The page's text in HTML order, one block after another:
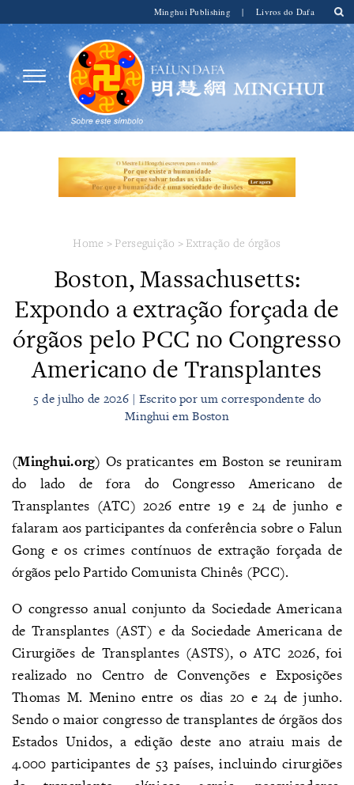
Minghui Publishing | Livros do Dafa
Home > Perseguição > Extração de órgãos
Boston, Massachusetts:
Expondo a extração forçada de
órgãos pelo PCC no Congresso
Americano de Transplantes
5 de julho de 2026 | Escrito por um correspondente do
Minghui em Boston
(Minghui.org) Os praticantes em Boston se reuniram
do lado de fora do Congresso Americano de
Transplantes (ATC) 2026 entre 19 e 24 de junho e
falaram aos participantes da conferência sobre o Falun
Gong e os crimes contínuos de extração forçada de
órgãos pelo Partido Comunista Chinês (PCC).
O congresso anual conjunto da Sociedade Americana
de Transplantes (AST) e da Sociedade Americana de
Cirurgiões de Transplantes (ASTS), o ATC 2026, foi
realizado no Centro de Convenções e Exposições
Thomas M. Menino entre os dias 20 e 24 de junho.
Sendo o maior congresso de transplantes de órgãos dos
Estados Unidos, a edição deste ano atraiu mais de
4.000 participantes de 53 países, incluindo cirurgiões